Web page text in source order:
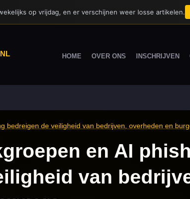
HOME OVER ONS INSCHRIJVEN
bedreigen de veiligheid van bedrijven, overheden en
en AI
van
op vrijdag, en er verschijnen weer losse artikelen.